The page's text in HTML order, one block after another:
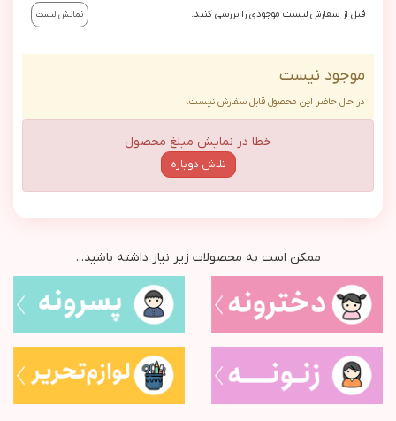
قبل از سفارش لیست موجودی را بررسی کنید. نمایش لیست
موجود نیست
در حال حاضر این محصول قابل سفارش نیست.
خطا در نمایش مبلغ محصول
تلاش دوباره
ممکن است به محصولات زیر نیاز داشته باشید...